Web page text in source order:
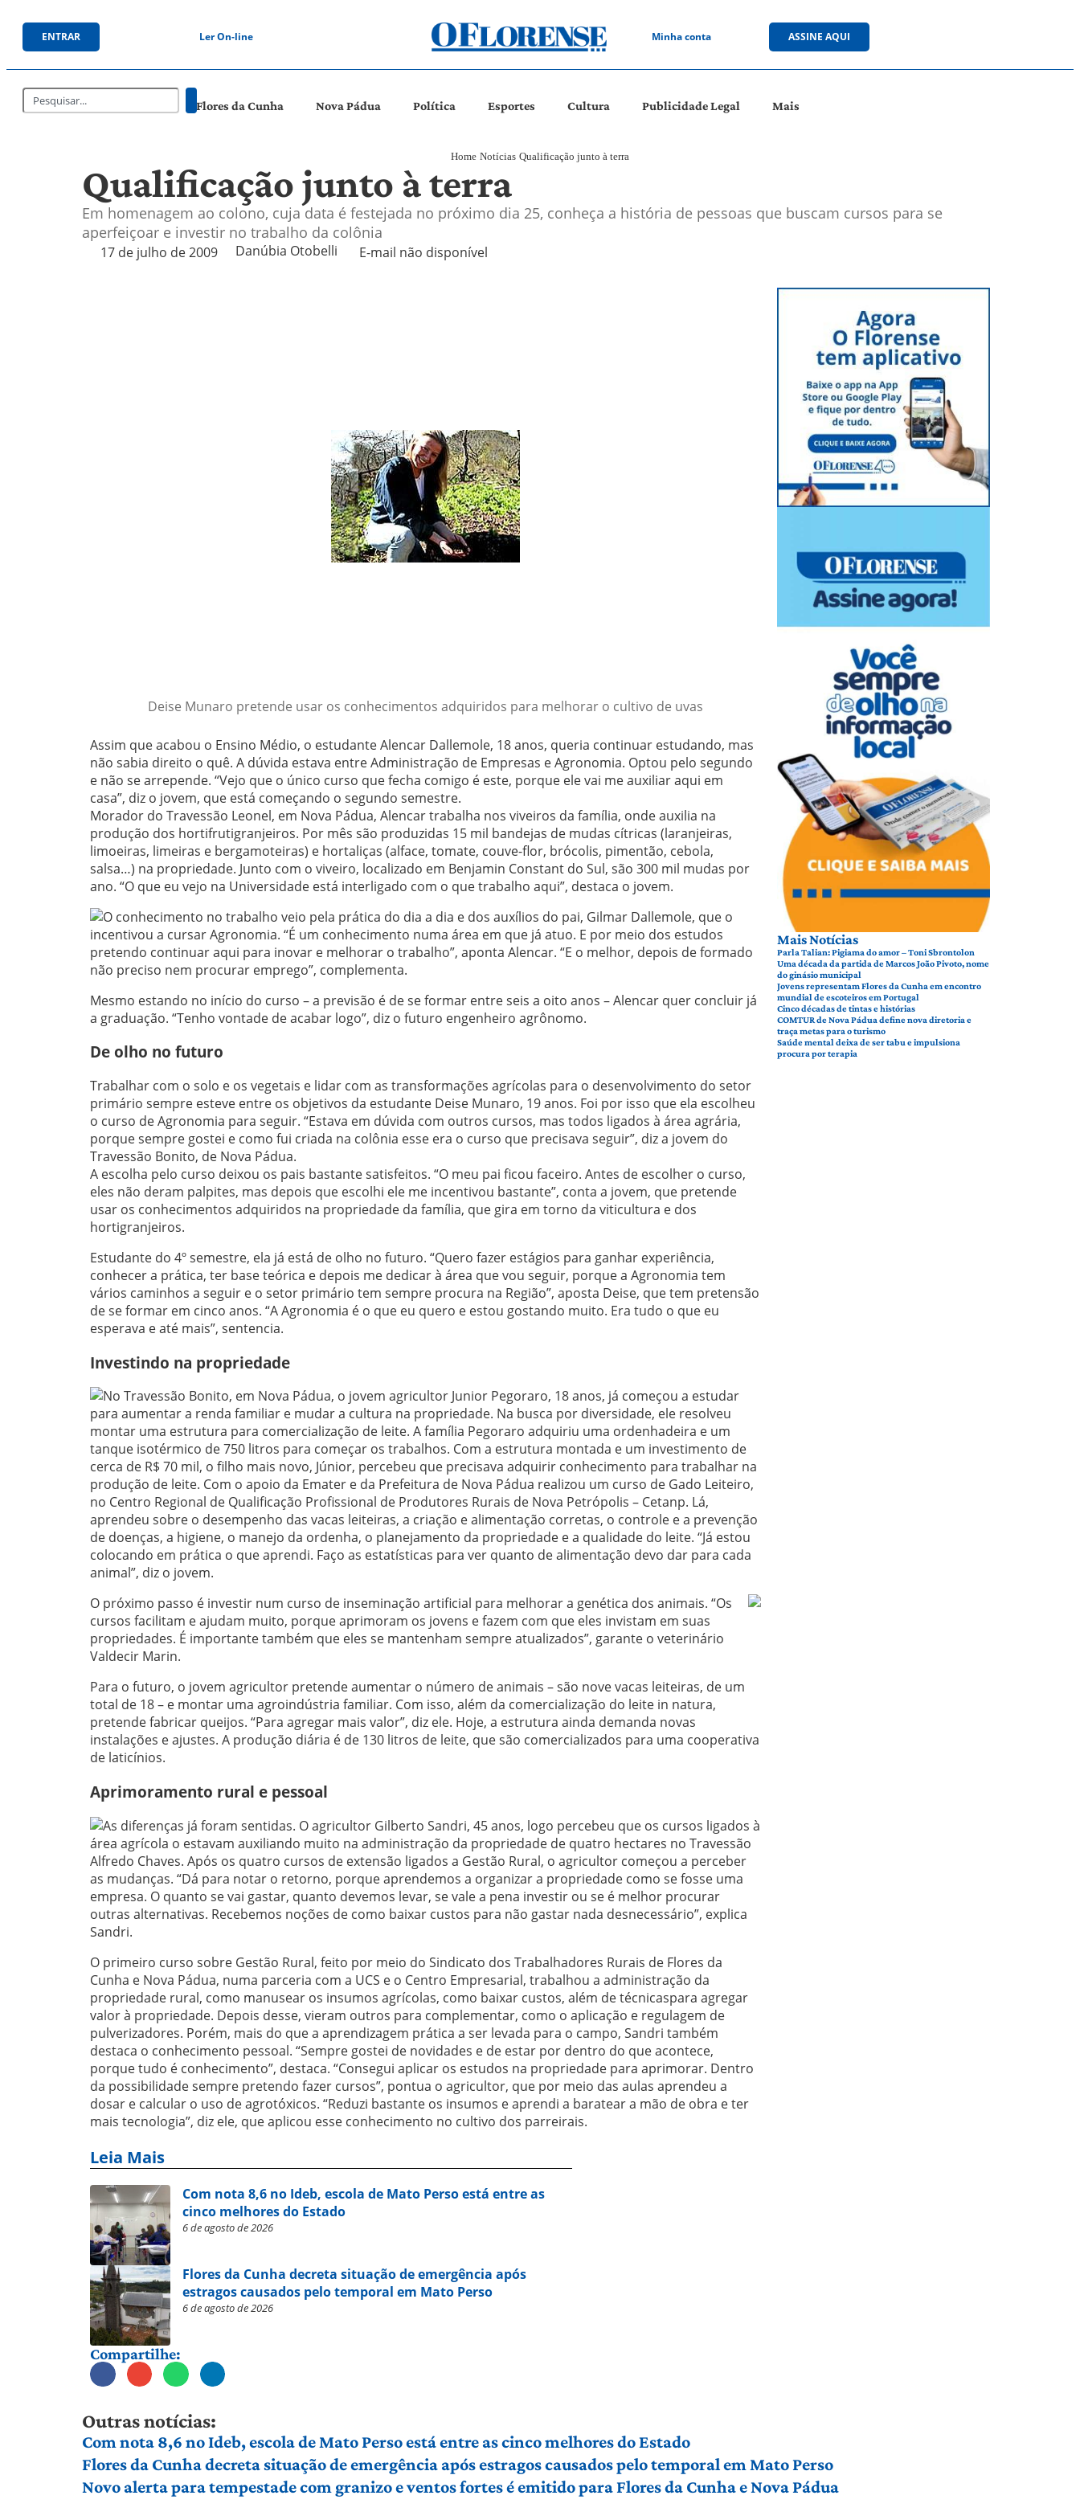
ENTRAR Ler On-line Minha conta ASSINE AQUI
Flores da Cunha Nova Pádua Política Esportes Cultura Publicidade Legal Mais
Home Notícias Qualificação junto à terra
Qualificação junto à terra
Em homenagem ao colono, cuja data é festejada no próximo dia 25, conheça a história de pessoas que buscam cursos para se
aperfeiçoar e investir no trabalho da colônia
17 de julho de 2009 Danúbia Otobelli  E-mail não disponível
Deise Munaro pretende usar os conhecimentos adquiridos para melhorar o cultivo de uvas
Assim que acabou o Ensino Médio, o estudante Alencar Dallemole, 18 anos, queria continuar estudando, mas
não sabia direito o quê. A dúvida estava entre Administração de Empresas e Agronomia. Optou pelo segundo
e não se arrepende. “Vejo que o único curso que fecha comigo é este, porque ele vai me auxiliar aqui em
casa”, diz o jovem, que está começando o segundo semestre.
Morador do Travessão Leonel, em Nova Pádua, Alencar trabalha nos viveiros da família, onde auxilia na
produção dos hortifrutigranjeiros. Por mês são produzidas 15 mil bandejas de mudas cítricas (laranjeiras,
limoeiras, limeiras e bergamoteiras) e hortaliças (alface, tomate, couve-flor, brócolis, pimentão, cebola,
salsa…) na propriedade. Junto com o viveiro, localizado em Benjamin Constant do Sul, são 300 mil mudas por
ano. “O que eu vejo na Universidade está interligado com o que trabalho aqui”, destaca o jovem.
O conhecimento no trabalho veio pela prática do dia a dia e dos auxílios do pai, Gilmar Dallemole, que o
incentivou a cursar Agronomia. “É um conhecimento numa área em que já atuo. E por meio dos estudos
pretendo continuar aqui para inovar e melhorar o trabalho”, aponta Alencar. “E o melhor, depois de formado
não preciso nem procurar emprego”, complementa.
Mesmo estando no início do curso – a previsão é de se formar entre seis a oito anos – Alencar quer concluir já
a graduação. “Tenho vontade de acabar logo”, diz o futuro engenheiro agrônomo.
De olho no futuro
Trabalhar com o solo e os vegetais e lidar com as transformações agrícolas para o desenvolvimento do setor
primário sempre esteve entre os objetivos da estudante Deise Munaro, 19 anos. Foi por isso que ela escolheu
o curso de Agronomia para seguir. “Estava em dúvida com outros cursos, mas todos ligados à área agrária,
porque sempre gostei e como fui criada na colônia esse era o curso que precisava seguir”, diz a jovem do
Travessão Bonito, de Nova Pádua.
A escolha pelo curso deixou os pais bastante satisfeitos. “O meu pai ficou faceiro. Antes de escolher o curso,
eles não deram palpites, mas depois que escolhi ele me incentivou bastante”, conta a jovem, que pretende
usar os conhecimentos adquiridos na propriedade da família, que gira em torno da viticultura e dos
hortigranjeiros.
Estudante do 4º semestre, ela já está de olho no futuro. “Quero fazer estágios para ganhar experiência,
conhecer a prática, ter base teórica e depois me dedicar à área que vou seguir, porque a Agronomia tem
vários caminhos a seguir e o setor primário tem sempre procura na Região”, aposta Deise, que tem pretensão
de se formar em cinco anos. “A Agronomia é o que eu quero e estou gostando muito. Era tudo o que eu
esperava e até mais”, sentencia.
Investindo na propriedade
No Travessão Bonito, em Nova Pádua, o jovem agricultor Junior Pegoraro, 18 anos, já começou a estudar
para aumentar a renda familiar e mudar a cultura na propriedade. Na busca por diversidade, ele resolveu
montar uma estrutura para comercialização de leite. A família Pegoraro adquiriu uma ordenhadeira e um
tanque isotérmico de 750 litros para começar os trabalhos. Com a estrutura montada e um investimento de
cerca de R$ 70 mil, o filho mais novo, Júnior, percebeu que precisava adquirir conhecimento para trabalhar na
produção de leite. Com o apoio da Emater e da Prefeitura de Nova Pádua realizou um curso de Gado Leiteiro,
no Centro Regional de Qualificação Profissional de Produtores Rurais de Nova Petrópolis – Cetanp. Lá,
aprendeu sobre o desempenho das vacas leiteiras, a criação e alimentação corretas, o controle e a prevenção
de doenças, a higiene, o manejo da ordenha, o planejamento da propriedade e a qualidade do leite. “Já estou
colocando em prática o que aprendi. Faço as estatísticas para ver quanto de alimentação devo dar para cada
animal”, diz o jovem.
O próximo passo é investir num curso de inseminação artificial para melhorar a genética dos animais. “Os
cursos facilitam e ajudam muito, porque aprimoram os jovens e fazem com que eles invistam em suas
propriedades. É importante também que eles se mantenham sempre atualizados”, garante o veterinário
Valdecir Marin.
Para o futuro, o jovem agricultor pretende aumentar o número de animais – são nove vacas leiteiras, de um
total de 18 – e montar uma agroindústria familiar. Com isso, além da comercialização do leite in natura,
pretende fabricar queijos. “Para agregar mais valor”, diz ele. Hoje, a estrutura ainda demanda novas
instalações e ajustes. A produção diária é de 130 litros de leite, que são comercializados para uma cooperativa
de laticínios.
Aprimoramento rural e pessoal
As diferenças já foram sentidas. O agricultor Gilberto Sandri, 45 anos, logo percebeu que os cursos ligados à
área agrícola o estavam auxiliando muito na administração da propriedade de quatro hectares no Travessão
Alfredo Chaves. Após os quatro cursos de extensão ligados a Gestão Rural, o agricultor começou a perceber
as mudanças. “Dá para notar o retorno, porque aprendemos a organizar a propriedade como se fosse uma
empresa. O quanto se vai gastar, quanto devemos levar, se vale a pena investir ou se é melhor procurar
outras alternativas. Recebemos noções de como baixar custos para não gastar nada desnecessário”, explica
Sandri.
O primeiro curso sobre Gestão Rural, feito por meio do Sindicato dos Trabalhadores Rurais de Flores da
Cunha e Nova Pádua, numa parceria com a UCS e o Centro Empresarial, trabalhou a administração da
propriedade rural, como manusear os insumos agrícolas, como baixar custos, além de técnicaspara agregar
valor à propriedade. Depois desse, vieram outros para complementar, como o aplicação e regulagem de
pulverizadores. Porém, mais do que a aprendizagem prática a ser levada para o campo, Sandri também
destaca o conhecimento pessoal. “Sempre gostei de novidades e de estar por dentro do que acontece,
porque tudo é conhecimento”, destaca. “Consegui aplicar os estudos na propriedade para aprimorar. Dentro
da possibilidade sempre pretendo fazer cursos”, pontua o agricultor, que por meio das aulas aprendeu a
dosar e calcular o uso de agrotóxicos. “Reduzi bastante os insumos e aprendi a baratear a mão de obra e ter
mais tecnologia”, diz ele, que aplicou esse conhecimento no cultivo dos parreirais.
Leia Mais
Com nota 8,6 no Ideb, escola de Mato Perso está entre as
cinco melhores do Estado
6 de agosto de 2026
Flores da Cunha decreta situação de emergência após
estragos causados pelo temporal em Mato Perso
6 de agosto de 2026
Compartilhe:
Mais Notícias
Parla Talian: Pigiama do amor – Toni Sbrontolon
Uma década da partida de Marcos João Pivoto, nome
do ginásio municipal
Jovens representam Flores da Cunha em encontro
mundial de escoteiros em Portugal
Cinco décadas de tintas e histórias
COMTUR de Nova Pádua define nova diretoria e
traça metas para o turismo
Saúde mental deixa de ser tabu e impulsiona
procura por terapia
Outras notícias:
Com nota 8,6 no Ideb, escola de Mato Perso está entre as cinco melhores do Estado
Flores da Cunha decreta situação de emergência após estragos causados pelo temporal em Mato Perso
Novo alerta para tempestade com granizo e ventos fortes é emitido para Flores da Cunha e Nova Pádua